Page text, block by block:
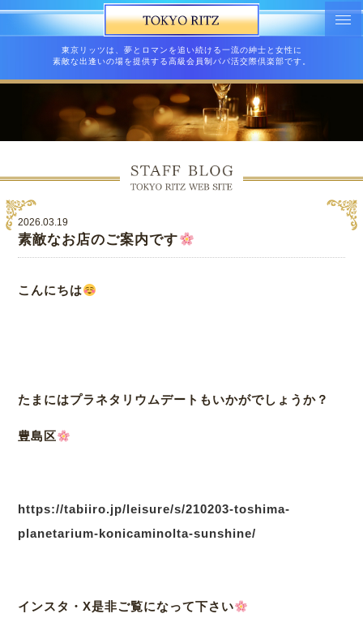
東京リッツは、夢とロマンを追い続ける一流の紳士と女性に
素敵な出逢いの場を提供する高級会員制パパ活交際倶楽部です。
2026.03.19
素敵なお店のご案内です
こんにちは
たまにはプラネタリウムデートもいかがでしょうか？
豊島区
https://tabiiro.jp/leisure/s/210203-toshima-
planetarium-konicaminolta-sunshine/
インスタ・X是非ご覧になって下さい